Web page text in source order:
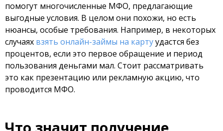
помогут многочисленные МФО, предлагающие
выгодные условия. В целом они похожи, но есть
нюансы, особые требования. Например, в некоторых
случаях взять онлайн-займы на картуудастся без
процентов, если это первое обращение и период
пользования деньгами мал. Стоит рассматривать
это как презентацию или рекламную акцию, что
проводится МФО.